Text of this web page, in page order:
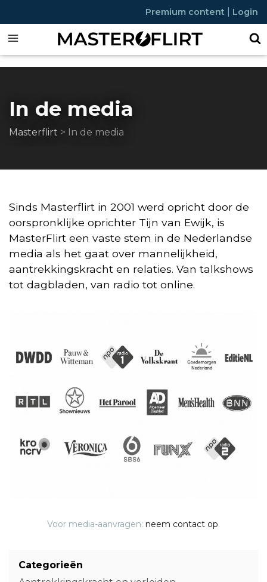
Premium content Login
In de media
Masterflirt > In de media
Sinds Masterflirt in 2001 werd opricht door de
oorspronklijke oprichter Tijn van Ewijk, is
MasterFlirt een vaste stem in de Nederlandse
media als het gaat over mannelijkheid,
aantrekkingskracht en relaties. Van talkshows
tot dagbladen, van radio tot online.
Voor media-aanvragen: neem contact op.
Categorieën